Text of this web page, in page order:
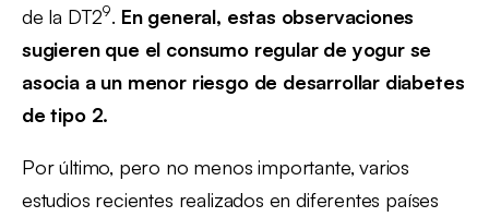
de la DT29. En general, estas observaciones
sugieren que el consumo regular de yogur se
asocia a un menor riesgo de desarrollar diabetes
de tipo 2.
Por último, pero no menos importante, varios
estudios recientes realizados en diferentes países